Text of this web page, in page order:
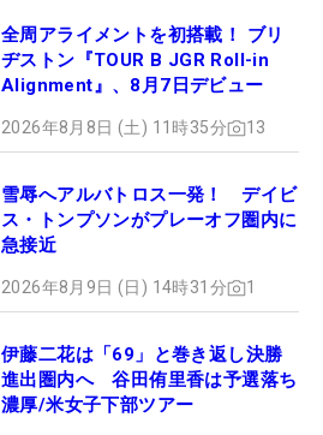
全周アライメントを初搭載！ ブリ
ヂストン『TOUR B JGR Roll-in
Alignment』、8月7日デビュー
2026年8月8日 (土) 11時35分 13
雪辱へアルバトロス一発！ デイビ
ス・トンプソンがプレーオフ圏内に
急接近
2026年8月9日 (日) 14時31分 1
伊藤二花は「69」と巻き返し決勝
進出圏内へ 谷田侑里香は予選落ち
濃厚/米女子下部ツアー